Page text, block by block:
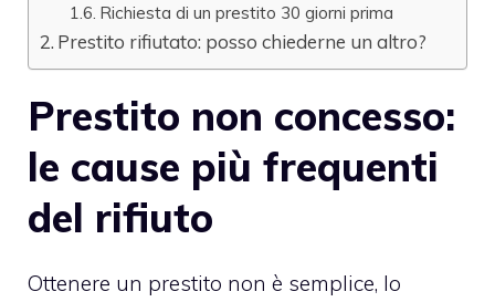
Richiesta di un prestito 30 giorni prima
Prestito rifiutato: posso chiederne un altro?
Prestito non concesso:
le cause più frequenti
del rifiuto
Ottenere un prestito non è semplice, lo